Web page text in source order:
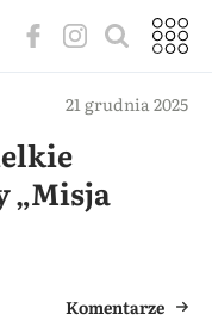
21 grudnia 2025
„Misja
Komentarze